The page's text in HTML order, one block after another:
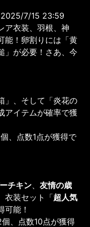
7/15 23:59
ア衣装、羽根、神
能！卵割りには「黄
」が必要！さあ、今
」、そして「炎花の
アイテムが確率で獲
、点数1点が獲得で
チキン 、友情の歳
衣装セット「超人気
可能！
、点数10点が獲得